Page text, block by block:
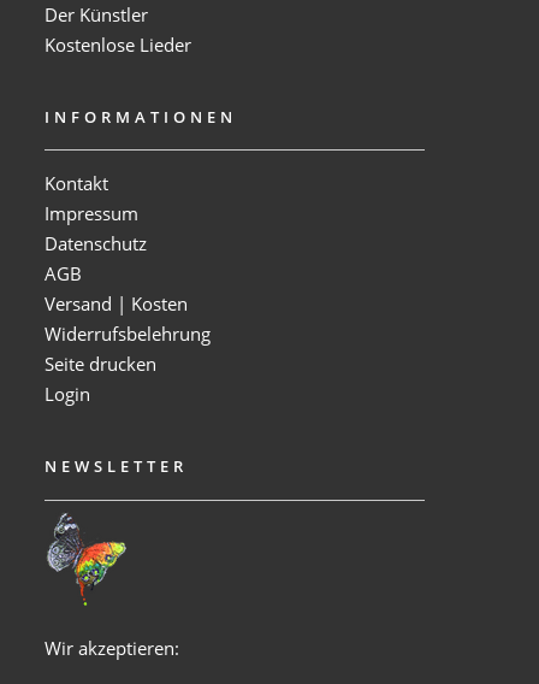
Der Künstler
Kostenlose Lieder
INFORMATIONEN
Kontakt
Impressum
Datenschutz
AGB
Versand | Kosten
Widerrufsbelehrung
Seite drucken
Login
NEWSLETTER
Wir akzeptieren: